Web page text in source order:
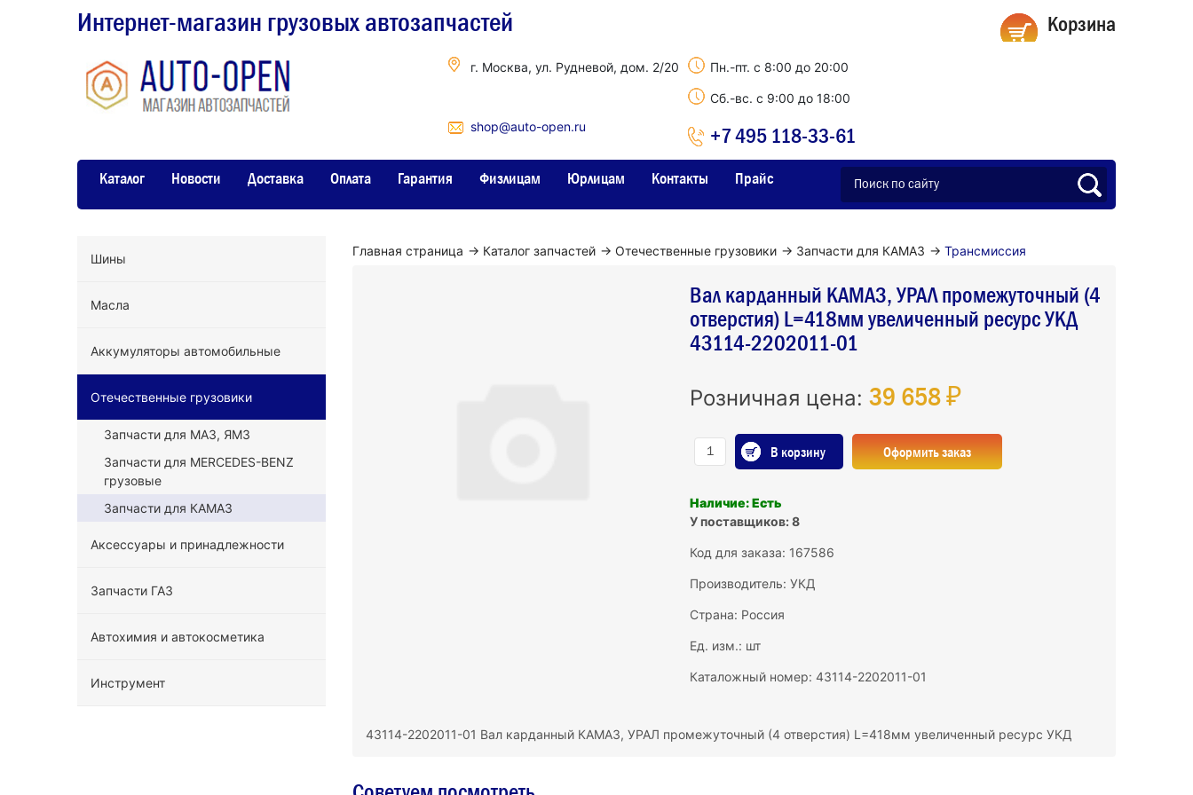
Интернет-магазин грузовых автозапчастей
г. Москва, ул. Рудневой, дом. 2/20
shop@auto-open.ru
Пн.-пт. с 8:00 до 20:00
Сб.-вс. с 9:00 до 18:00
+7 495 118-33-61
Корзина
Каталог Новости Доставка Оплата Гарантия Физлицам Юрлицам Контакты Прайс
Шины
Масла
Аккумуляторы автомобильные
Отечественные грузовики
Запчасти для МАЗ, ЯМЗ
Запчасти для MERCEDES-BENZ
грузовые
Запчасти для КАМАЗ
Аксессуары и принадлежности
Запчасти ГАЗ
Автохимия и автокосметика
Инструмент
Главная страница → Каталог запчастей → Отечественные грузовики → Запчасти для КАМАЗ → Трансмиссия
Вал карданный КАМАЗ, УРАЛ промежуточный (4
отверстия) L=418мм увеличенный ресурс УКД
43114-2202011-01
Розничная цена: 39 658 ₽
В корзину Оформить заказ
Наличие: Есть
У поставщиков: 8
Код для заказа: 167586
Производитель: УКД
Страна: Россия
Ед. изм.: шт
Каталожный номер: 43114-2202011-01
43114-2202011-01 Вал карданный КАМАЗ, УРАЛ промежуточный (4 отверстия) L=418мм увеличенный ресурс УКД